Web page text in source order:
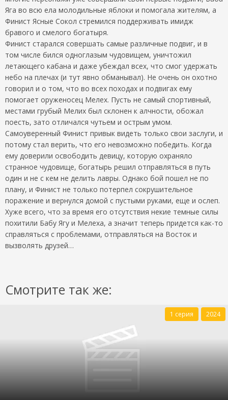
Яга во всю ела молодильные яблоки и помогала жителям, а
Финист Ясные Сокол стремился поддерживать имидж
бравого и смелого богатыря.
Финист старался совершать самые различные подвиг, и в
том числе бился одноглазым чудовищем, уничтожил
летающего кабана и даже убеждал всех, что смог удержать
небо на плечах (и тут явно обманывал). Не очень он охотно
говорил и о том, что во всех походах и подвигах ему
помогает оруженосец Мелех. Пусть не самый спортивный,
местами грубый Мелих был склонен к алчности, обожал
поесть, зато отличался чутьем и острым умом.
Самоуверенный Финист привык видеть только свои заслуги, и
потому стал верить, что его невозможно победить. Когда
ему доверили освободить девицу, которую охраняло
странное чудовище, богатырь решил отправляться в путь
один и не с кем не делить лавры. Однако бой пошел не по
плану, и Финист не только потерпел сокрушительное
поражение и вернулся домой с пустыми руками, еще и ослеп.
Хуже всего, что за время его отсутствия некие темные силы
похитили Бабу Ягу и Мелеха, а значит теперь придется как-то
справляться с проблемами, отправляться на Восток и
вызволять друзей…
Смотрите так же:
1 серия 2024